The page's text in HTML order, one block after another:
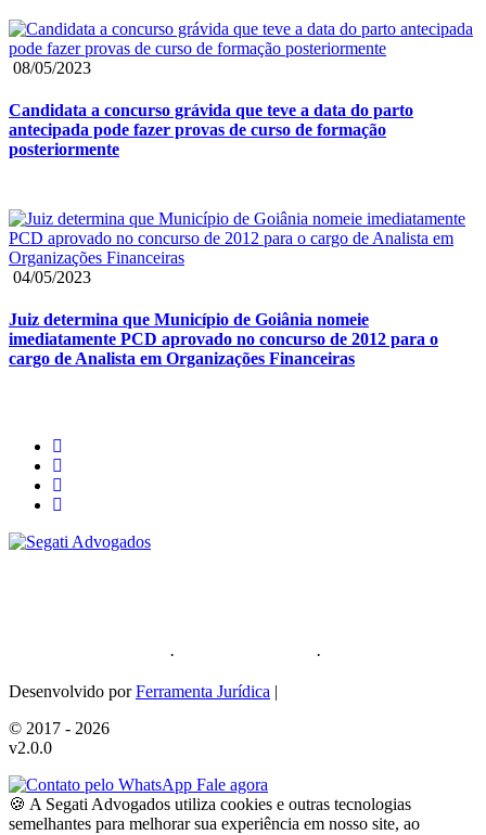
08/05/2023
Candidata a concurso grávida que teve a data do parto
antecipada pode fazer provas de curso de formação
posteriormente
04/05/2023
Juiz determina que Município de Goiânia nomeie
imediatamente PCD aprovado no concurso de 2012 para o
cargo de Analista em Organizações Financeiras
· ·
Desenvolvido porFerramenta Jurídica |
© 2017 - 2026
v2.0.0
Fale agora
🍪 A Segati Advogados utiliza cookies e outras tecnologias
semelhantes para melhorar sua experiência em nosso site, ao